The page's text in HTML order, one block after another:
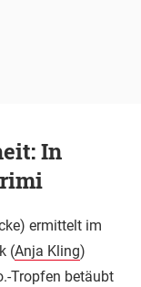
In
ermittelt im
(Anja Kling)
Tropfen betäubt